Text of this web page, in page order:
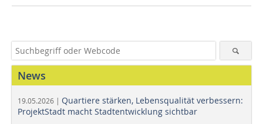
News
19.05.2026 | Quartiere stärken, Lebensqualität verbessern:
ProjektStadt macht Stadtentwicklung sichtbar